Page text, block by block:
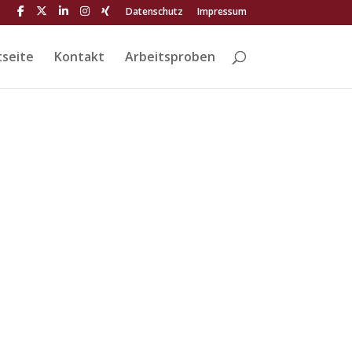
Datenschutz Impressum
Kontakt Arbeitsproben